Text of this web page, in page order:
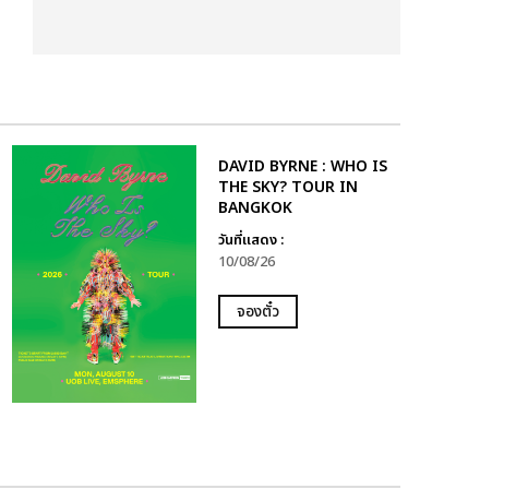
DAVID BYRNE : WHO IS
THE SKY? TOUR IN
BANGKOK
วันที่แสดง :
10/08/26
จองตั๋ว